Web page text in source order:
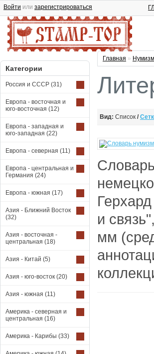
Войти или зарегистрироваться
Категории
Россия и СССР (31)
Европа - восточная и
юго-восточная (12)
Европа - западная и
юго-западная (22)
Европа - северная (11)
Европа - центральная и
Германия (24)
Европа - южная (17)
Азия - Ближний Восток
(32)
Азия - восточная -
центральная (18)
Азия - Китай (5)
Азия - юго-восток (20)
Азия - южная (11)
Америка - северная и
центральная (16)
Америка - Карибы (33)
Главная »
Вид: Список /
и
мм